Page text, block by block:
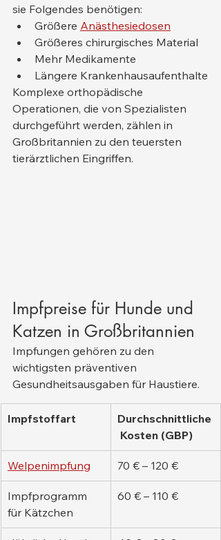
sie Folgendes benötigen:
Größere Anästhesiedosen
Größeres chirurgisches Material
Mehr Medikamente
Längere Krankenhausaufenthalte
Komplexe orthopädische
Operationen, die von Spezialisten
durchgeführt werden, zählen in
Großbritannien zu den teuersten
tierärztlichen Eingriffen.
Impfpreise für Hunde und
Katzen in Großbritannien
Impfungen gehören zu den
wichtigsten präventiven
Gesundheitsausgaben für Haustiere.
Impfstoffart
Durchschnittliche
Kosten (GBP)
Welpenimpfung 70 € – 120 €
Impfprogramm
für Kätzchen
60 € – 110 €